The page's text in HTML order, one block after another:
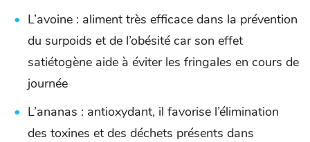
L’avoine : aliment très efficace dans la prévention
du surpoids et de l’obésité car son effet
satiétogène aide à éviter les fringales en cours de
journée
L’ananas : antioxydant, il favorise l’élimination
des toxines et des déchets présents dans